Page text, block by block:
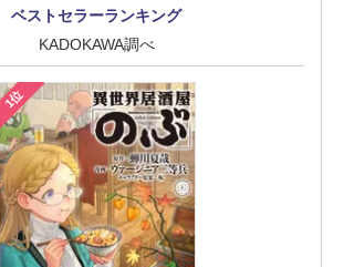
ベストセラーランキング
KADOKAWA調べ
1位